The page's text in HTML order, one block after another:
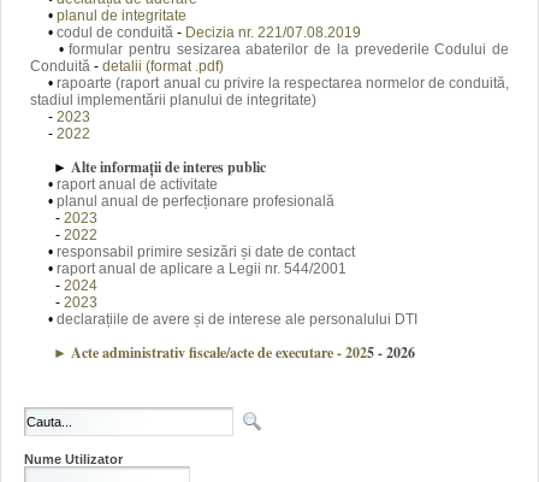
• planul de integritate
• codul de conduită - Decizia nr. 221/07.08.2019
•formular pentru sesizarea abaterilor de la prevederile Codului de
Conduită - detalii (format .pdf)
•rapoarte (raport anual cu privire la respectarea normelor de conduită,
stadiul implementării planului de integritate)
- 2023
- 2022
► Alte informații de interes public
• raport anual de activitate
• planul anual de perfecționare profesională
- 2023
- 2022
• responsabil primire sesizări și date de contact
• raport anual de aplicare a Legii nr. 544/2001
- 2024
- 2023
• declarațiile de avere și de interese ale personalului DTI
► Acte administrativ fiscale/acte de executare - 2025 - 2026
Nume Utilizator